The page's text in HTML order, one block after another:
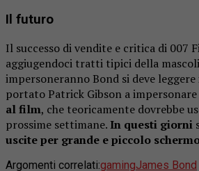
Il futuro
Il successo di vendite e critica di 007
aggiugendoci tratti tipici della
impersoneranno Bond si deve
portato Patrick Gibson a
al film, che teoricamente dovrebbe
prossime settimane. In questi giorni
uscite per grande e piccolo
Argomenti correlati:gamingJames Bond